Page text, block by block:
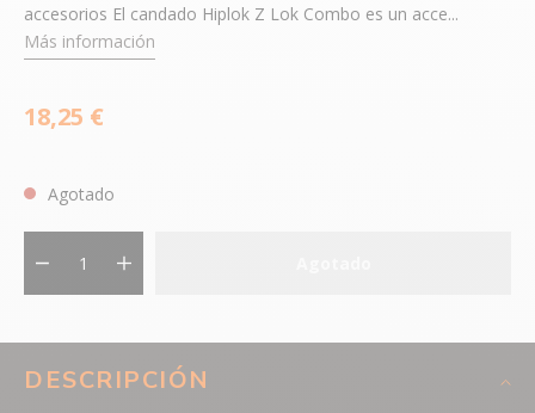
accesorios El candado Hiplok Z Lok Combo es un acce...
Más información
18,25 €
Agotado
DESCRIPCIÓN